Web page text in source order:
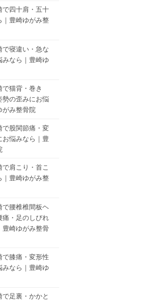
で四十肩・五十
｜豊崎ゆがみ整
で寝違い・急な
みなら｜豊崎ゆ
猫背・巻き
勢の歪みにお悩
がみ整骨院
で股関節痛・変
お悩みなら｜豊
肩こり・首こ
｜豊崎ゆがみ整
で腰椎椎間板ヘ
痛・足のしびれ
豊崎ゆがみ整骨
で膝痛・変形性
みなら｜豊崎ゆ
足裏・かかと